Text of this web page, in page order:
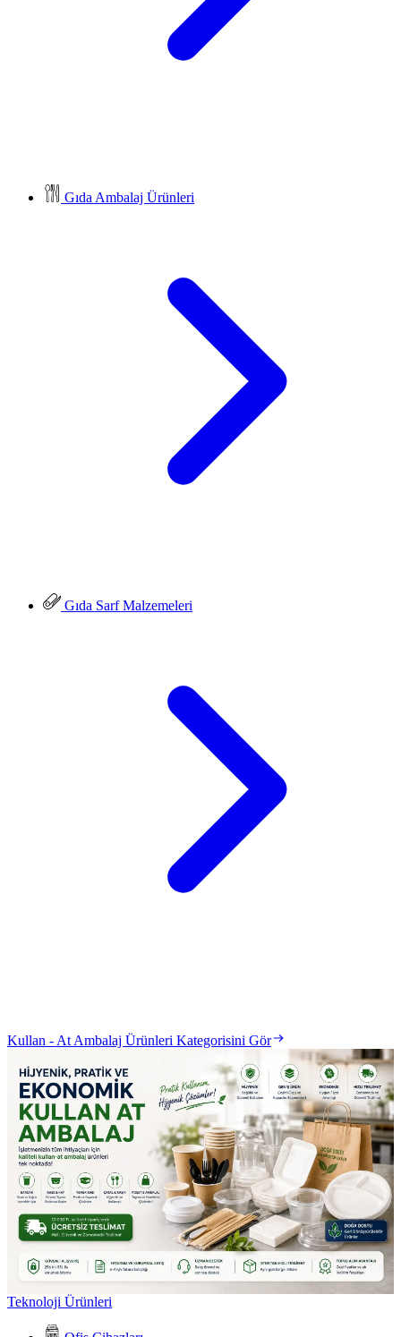
Gıda Ambalaj Ürünleri
Gıda Sarf Malzemeleri
Kullan - At Ambalaj Ürünleri Kategorisini Gör
Teknoloji Ürünleri